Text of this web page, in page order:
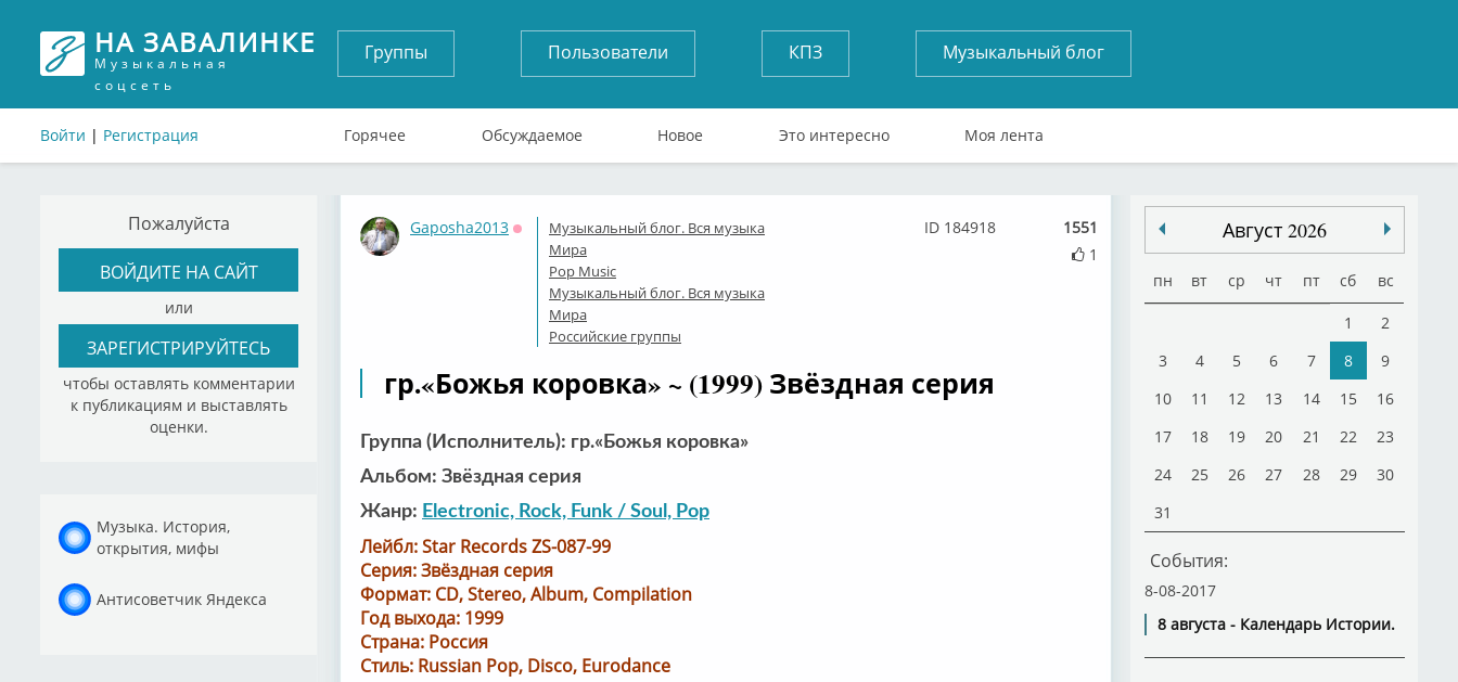
НА ЗАВАЛИНКЕ
Музыкальная
соцсеть
Войти | Регистрация
Группы Пользователи КПЗ Музыкальный блог
Горячее Обсуждаемое Новое Это интересно Моя лента
Пожалуйста
ВОЙДИТЕ НА САЙТ
или
ЗАРЕГИСТРИРУЙТЕСЬ
чтобы оставлять комментарии
к публикациям и выставлять
оценки.
Музыка. История,
открытия, мифы
Антисоветчик Яндекса
Gaposha2013
Оффлайн
Музыкальный блог. Вся музыка
Мира
Pop Music
Музыкальный блог. Вся музыка
Мира
Российские группы
1551
1
ID 184918
гр.«Божья коровка» ~ (1999) Звёздная серия
Группа (Исполнитель): гр.«Божья коровка»
Альбом: Звёздная серия
Жанр: Electronic, Rock, Funk / Soul, Pop
Лейбл: Star Records ZS-087-99
Серия: Звёздная серия
Формат: CD, Stereo, Album, Compilation
Год выхода: 1999
Страна: Россия
Стиль: Russian Pop, Disco, Eurodance
Август 2026
пн вт ср чт пт сб вс
1
2
3
4 5 6 7 8
9
10
11 12 13 14 15
16
17
18 19 20 21 22
23
24
25 26 27 28 29
30
31
События:
8-08-2017
8 августа - Календарь Истории.